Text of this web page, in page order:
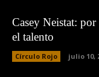
Casey Neistat:
el talento
Círculo Rojo julio 10,